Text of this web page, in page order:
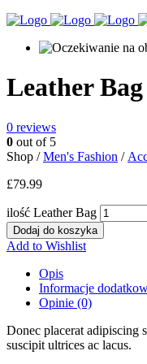
Leather Bag
0 reviews
0 out of 5
Shop /Men's Fashion /
£79.99
ilość Leather Bag
Dodaj do koszyka
Add to Wishlist
Opis
Informacje
Opinie (0)
Donec placerat adipiscing
suscipit ultrices ac lacus.